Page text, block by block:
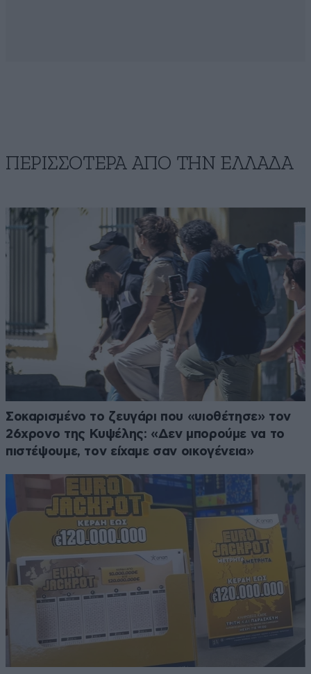
ΠΕΡΙΣΣΟΤΕΡΑ ΑΠΟ ΤΗΝ ΕΛΛΑΔΑ
Σοκαρισμένο το ζευγάρι που «υιοθέτησε» τον
26χρονο της Κυψέλης: «Δεν μπορούμε να το
πιστέψουμε, τον είχαμε σαν οικογένεια»